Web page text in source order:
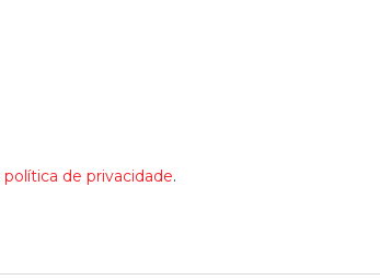
política de privacidade.